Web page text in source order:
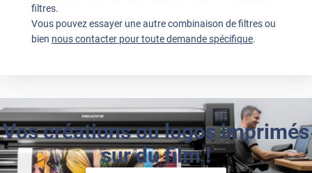
filtres.
Vous pouvez essayer une autre combinaison de filtres ou
bien nous contacter pour toute demande spécifique.
Vos créations ou logos imprimés
sur du film !